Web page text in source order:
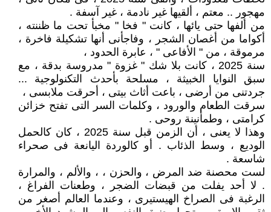
مهجور .. معتم ، ألقيها غير نادمة ، غير آسفة .
من ألفها حتى يائها ، كانت " فخا " مخبأ تحت ما ظننته ،
أكواما من أغصان الشجر ، وفاجأنى أنها تشكيلة فاخرة ،
مرموقة ، من " الأفاعى " ، عابرة الحدود ،
سنة 2025 ، كانت بلا شك " غزوة " مدروسة بدقة ، مع
سبق النوايا الخبيثة ، مسلحة بأحدث التكنولوجية ...
جردتنى من أرضى ، باعت أثاث بيتى ، أحرقت ملابسى ،
سرقت الطعام والورود ، وكلمات السر التى تفتح خزائن
كرامتى ، وطمأنينة روحى .
وهذا لا يعنى ، أن الزمن قبل سنة 2025 ، كان كالحمل
الوديع ، وسط الذئاب . أو كالوردة اليانعة فى صحراء
شاسعة .
لست محصنة ضد المرض ، والحزن ، ، والألم ، والمرارة
. لا أحد يفلت من قبضات الضجر ، وطعنات الفراغ ،
الرغبة فى الصراخ الهيستيرى ، وعندما العالم أصغر من